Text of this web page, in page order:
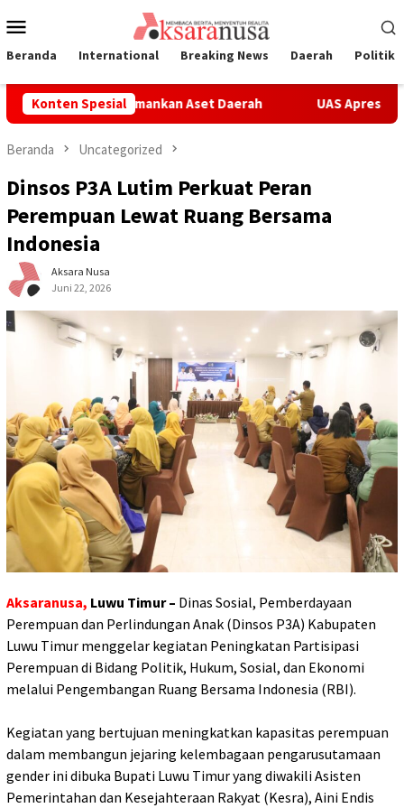
ke
Mobile
Beranda International Breaking News Daerah Politik
Konten Spesial
Amankan Aset Daerah UAS Apresiasi Program
Beranda Uncategorized
‎Dinsos P3A Lutim Perkuat Peran
Perempuan Lewat Ruang Bersama
Indonesia
Aksara Nusa
Juni 22, 2026
Aksaranusa, Luwu Timur – Dinas Sosial, Pemberdayaan
Perempuan dan Perlindungan Anak (Dinsos P3A) Kabupaten
Luwu Timur menggelar kegiatan Peningkatan Partisipasi
Perempuan di Bidang Politik, Hukum, Sosial, dan Ekonomi
melalui Pengembangan Ruang Bersama Indonesia (RBI).
‎Kegiatan yang bertujuan meningkatkan kapasitas perempuan
dalam membangun jejaring kelembagaan pengarusutamaan
gender ini dibuka Bupati Luwu Timur yang diwakili Asisten
Pemerintahan dan Kesejahteraan Rakyat (Kesra), Aini Endis